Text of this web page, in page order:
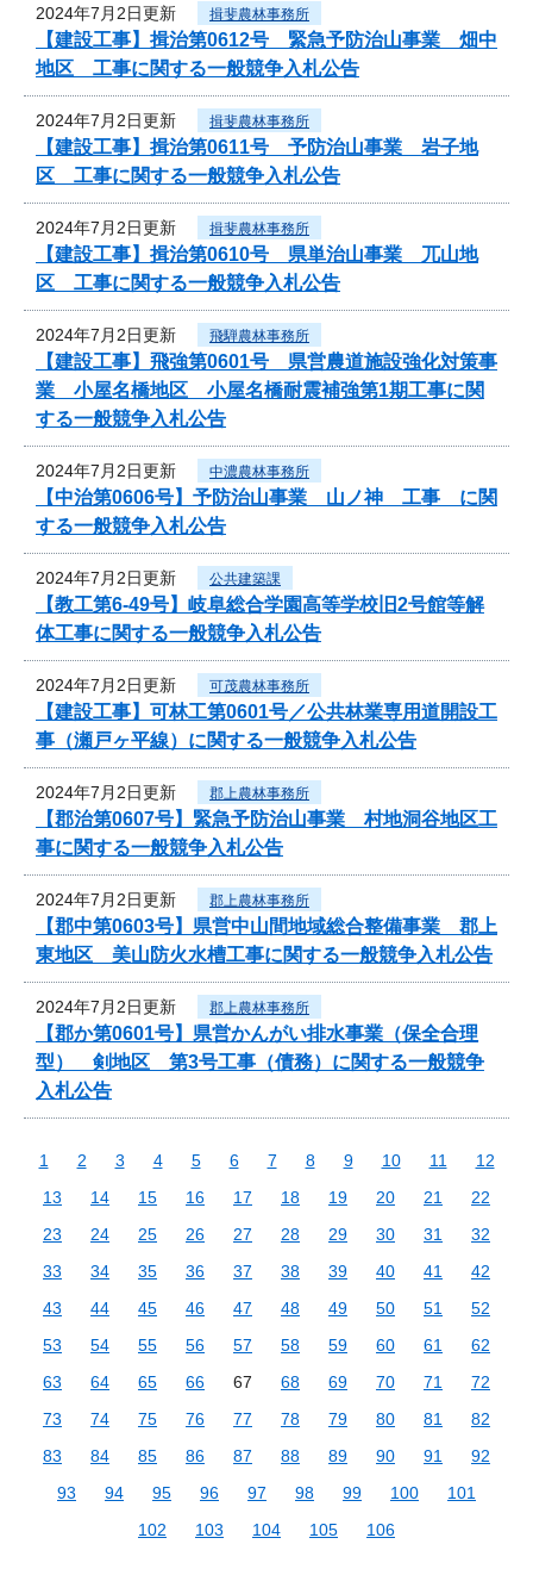
2024年7月2日更新 揖斐農林事務所
【建設工事】揖治第0612号 緊急予防治山事業 畑中
地区 工事に関する一般競争入札公告
2024年7月2日更新 揖斐農林事務所
【建設工事】揖治第0611号 予防治山事業 岩子地
区 工事に関する一般競争入札公告
2024年7月2日更新 揖斐農林事務所
【建設工事】揖治第0610号 県単治山事業 兀山地
区 工事に関する一般競争入札公告
2024年7月2日更新 飛騨農林事務所
【建設工事】飛強第0601号 県営農道施設強化対策事
業 小屋名橋地区 小屋名橋耐震補強第1期工事に関
する一般競争入札公告
2024年7月2日更新 中濃農林事務所
【中治第0606号】予防治山事業 山ノ神 工事 に関
する一般競争入札公告
2024年7月2日更新 公共建築課
【教工第6-49号】岐阜総合学園高等学校旧2号館等解
体工事に関する一般競争入札公告
2024年7月2日更新 可茂農林事務所
【建設工事】可林工第0601号／公共林業専用道開設工
事（瀬戸ヶ平線）に関する一般競争入札公告
2024年7月2日更新 郡上農林事務所
【郡治第0607号】緊急予防治山事業 村地洞谷地区工
事に関する一般競争入札公告
2024年7月2日更新 郡上農林事務所
【郡中第0603号】県営中山間地域総合整備事業 郡上
東地区 美山防火水槽工事に関する一般競争入札公告
2024年7月2日更新 郡上農林事務所
【郡か第0601号】県営かんがい排水事業（保全合理
型） 剣地区 第3号工事（債務）に関する一般競争
入札公告
1 2 3 4 5 6 7 8 9 10 11
12
13
14 15 16 17 18 19 20 21
22
23
24 25 26 27 28 29 30 31
32
33
34 35 36 37 38 39 40 41
42
43
44 45 46 47 48 49 50 51
52
53
54 55 56 57 58 59 60 61
62
63
64 65 66 67 68 69 70 71
72
73
74 75 76 77 78 79 80 81
82
83
84 85 86 87 88 89 90 91
92
93
94 95 96 97 98 99 100
101
102
103 104 105 106